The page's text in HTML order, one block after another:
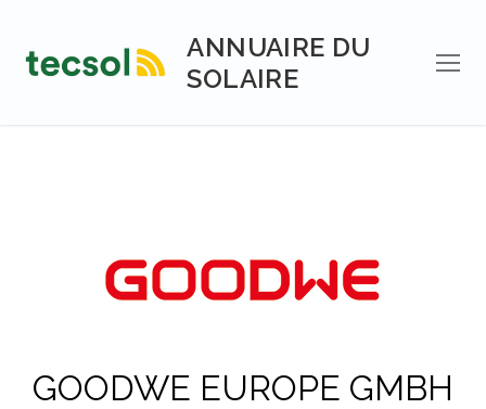
contenu
ANNUAIRE DU
SOLAIRE
GOODWE EUROPE GMBH